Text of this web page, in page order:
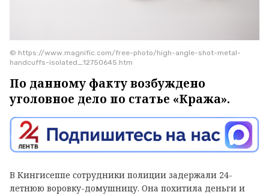
© https://www.magnific.com/free-photo/high-angle-shot-metal-
handcuffs-isolated_12750645.htm
По данному факту возбуждено
уголовное дело по статье «Кража».
В Кингисеппе сотрудники полиции задержали 24-
летнюю воровку-домушницу. Она похитила деньги и